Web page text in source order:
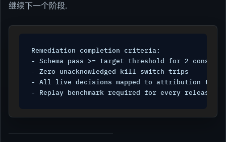
继续下一个阶段.
Remediation completion criteria:
- Schema pass >= target threshold for 2
- Zero unacknowledged kill-switch trips
- All live decisions mapped to attribution